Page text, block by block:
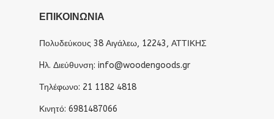
ΕΠΙΚΟΙΝΩΝΙΑ
Πολυδεύκους 38 Αιγάλεω, 12243, ΑΤΤΙΚΗΣ
Hλ. Διεύθυνση: info@woodengoods.gr
Τηλέφωνο: 21 1182 4818
Κινητό: 6981487066